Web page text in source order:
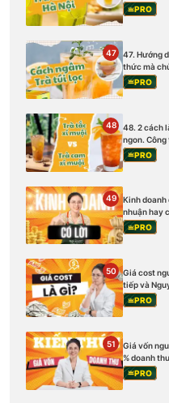
PRO
47
47. Hướng
thức mà
PRO
48
48. 2 cách
ngon.
PRO
49
Kinh doanh
nhuận hay
PRO
50
Giá cost
tiếp và
[Tặng kèm]
PRO
51
Giá vốn
% doanh
quán [Tặng
PRO